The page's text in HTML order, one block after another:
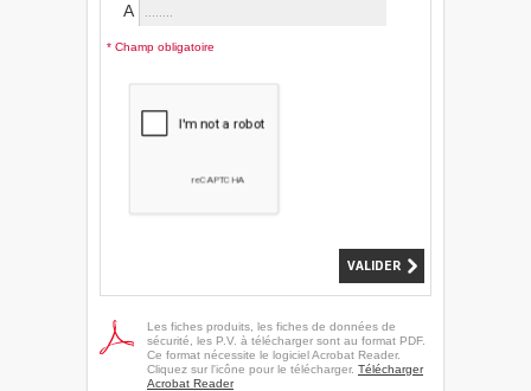
A
* Champ obligatoire
Les fiches produits, les fiches de données de
sécurité, les P.V. à télécharger sont au format PDF.
Ce format nécessite le logiciel Acrobat Reader.
Cliquez sur l'icône pour le télécharger. Télécharger
Acrobat Reader